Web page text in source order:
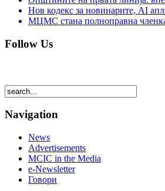
Нов кодекс за новинарите, AI
МЦМС стана полноправна
Follow Us
Navigation
News
Advertisements
MCIC in the Media
e-Newsletter
Говори